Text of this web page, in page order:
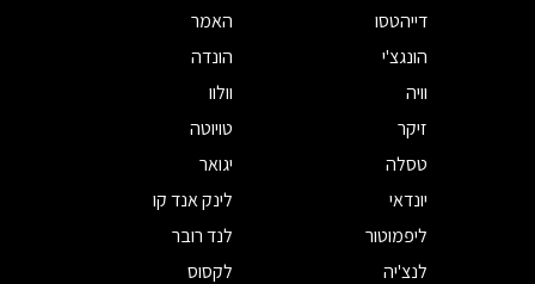
דייהטסו
האמר
הונגצ'י
הונדה
וויה
וולוו
זיקר
טויוטה
טסלה
יגואר
יונדאי
לינק אנד קו
ליפמוטור
לנד רובר
לנצ'יה
לקסוס